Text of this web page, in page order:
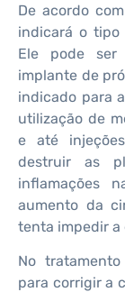
De acordo
indicará o tipo
Ele pode ser
implante de
indicado para
utilização de
e até
destruir as
inflamações
aumento da
tenta impedir a
No
para corrigir a